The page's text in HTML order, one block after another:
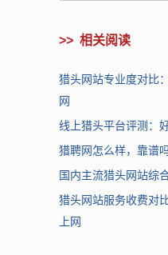
>> 相关阅读
猎头网站专业度对比
网
线上猎头平台评测：
猎聘网怎么样，靠谱
国内主流猎头网站综
猎头网站服务收费对
上网